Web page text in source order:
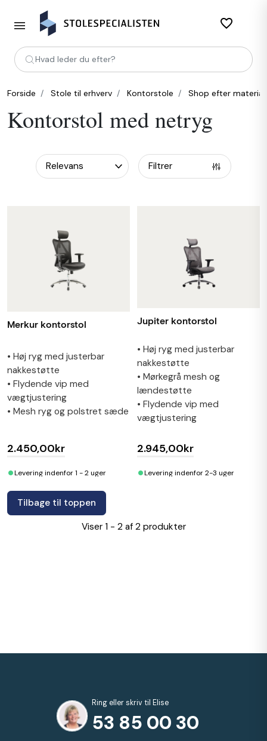
favorite_border
Hvad leder du efter?
Forside Stole til erhverv Kontorstole Shop efter
Kontorstol med netryg
Filtrer
Merkur kontorstol
• Høj ryg med justerbar
nakkestøtte
• Flydende vip med
vægtjustering
• Mesh ryg og polstret sæde
2.450,00kr
•Levering indenfor 1 - 2 uger
Jupiter kontorstol
• Høj ryg med justerbar
nakkestøtte
• Mørkegrå mesh og
lændestøtte
• Flydende vip med
vægtjustering
2.945,00kr
•Levering indenfor 2-3 uger
Tilbage til toppen
Viser 1 - 2 af 2 produkter
Ring eller skriv til Elise
53 85 00 30